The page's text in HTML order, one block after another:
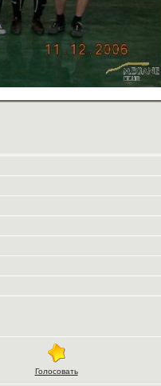
Голосовать